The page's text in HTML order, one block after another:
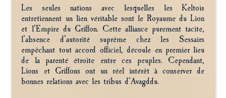
Les seules nations avec lesquelles les Keltois
entretiennent un lien véritable sont le Royaume du Lion
et l’Empire du Griffon. Cette alliance purement tacite,
l’absence d’autorité suprême chez les Sessairs
empêchant tout accord officiel, découle en premier lieu
de la parenté étroite entre ces peuples. Cependant,
Lions et Griffons ont un réel intérêt à conserver de
bonnes relations avec les tribus d’Avagddu.